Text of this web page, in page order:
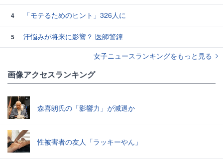
4 「モテるためのヒント」326人に
5
汗悩みが将来に影響？ 医師警鐘
女子ニュースランキングをもっと見る
画像アクセスランキング
森喜朗氏の「影響力」が減退か
性被害者の友人「ラッキーやん」